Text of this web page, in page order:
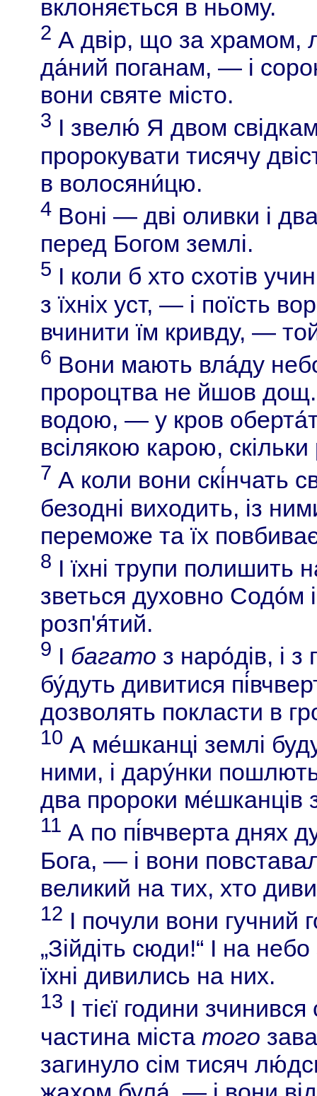
вклоняється в ньому.
2 А двір, що за храмом,
да́ний поганам, — і
вони святе місто.
3 І звелю́ Я двом
пророкувати тисячу
в волосяни́цю.
4 Воні — дві оливки і
перед Богом землі.
5 І коли б хто схотів
з їхніх уст, — і поїсть
вчинити їм кривду, —
6 Вони мають вла́ду
пророцтва не йшов
водою, — у кров
всілякою карою,
7 А коли вони скі́нчать
безодні виходить, із
переможе та їх
8 І їхні трупи полишить
зветься духовно Содо́м
розп'я́тий.
9 І багато з наро́дів, і з
бу́дуть дивитися
дозволять покласти в
10 А ме́шканці землі
ними, і дару́нки
два пророки ме́шканців
11 А по пі́вчверта днях
Бога, — і вони
великий на тих, хто
12 І почули вони гучний
„Зійдіть сюди!“ І на
їхні дивились на них.
13 І тієї години
частина містатого
загинуло сім тисяч